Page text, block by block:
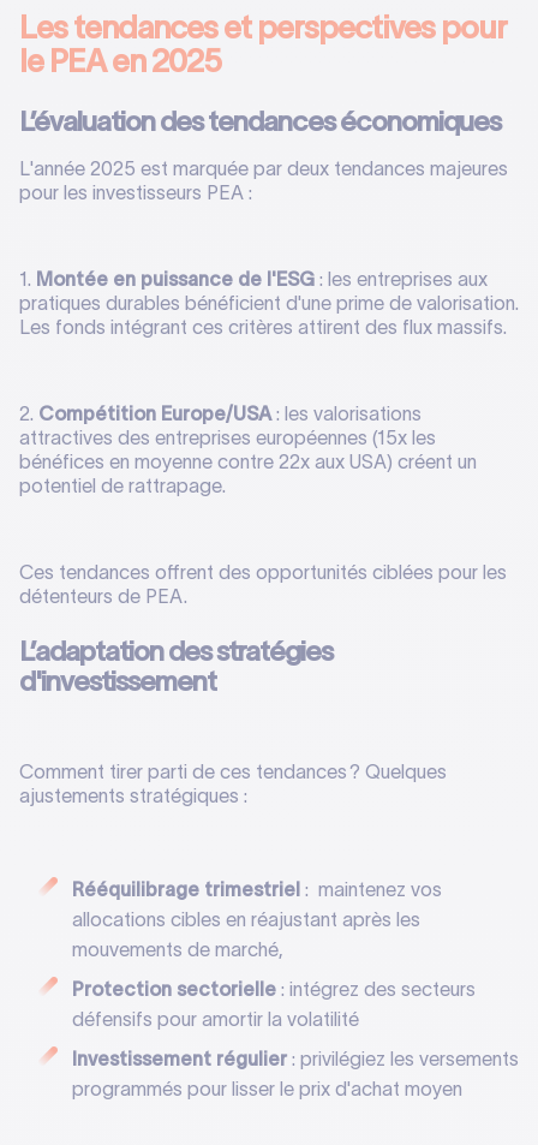
Les tendances et perspectives pour
le PEA en 2025
L’évaluation des tendances économiques
L'année 2025 est marquée par deux tendances majeures
pour les investisseurs PEA :
1. Montée en puissance de l'ESG : les entreprises aux
pratiques durables bénéficient d'une prime de valorisation.
Les fonds intégrant ces critères attirent des flux massifs.
2. Compétition Europe/USA: les valorisations
attractives des entreprises européennes (15x les
bénéfices en moyenne contre 22x aux USA) créent un
potentiel de rattrapage.
Ces tendances offrent des opportunités ciblées pour les
détenteurs de PEA.
L’adaptation des stratégies
d'investissement
Comment tirer parti de ces tendances ? Quelques
ajustements stratégiques :
Rééquilibrage trimestriel : maintenez vos
allocations cibles en réajustant après les
mouvements de marché,
Protection sectorielle : intégrez des secteurs
défensifs pour amortir la volatilité
Investissement régulier : privilégiez les versements
programmés pour lisser le prix d'achat moyen